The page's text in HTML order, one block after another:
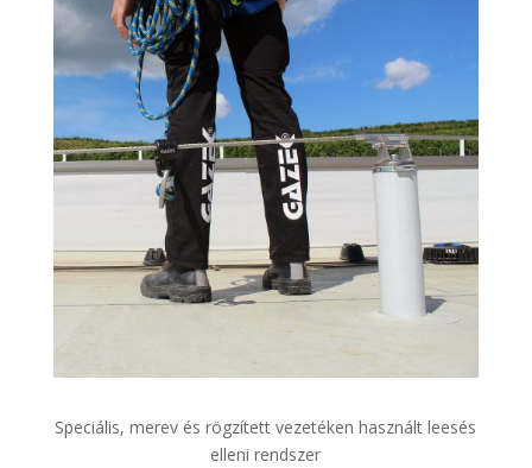
Speciális, merev és rögzített vezetéken használt leesés
elleni rendszer